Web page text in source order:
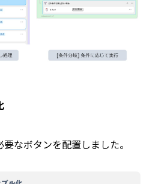
なボタンを配置しました。